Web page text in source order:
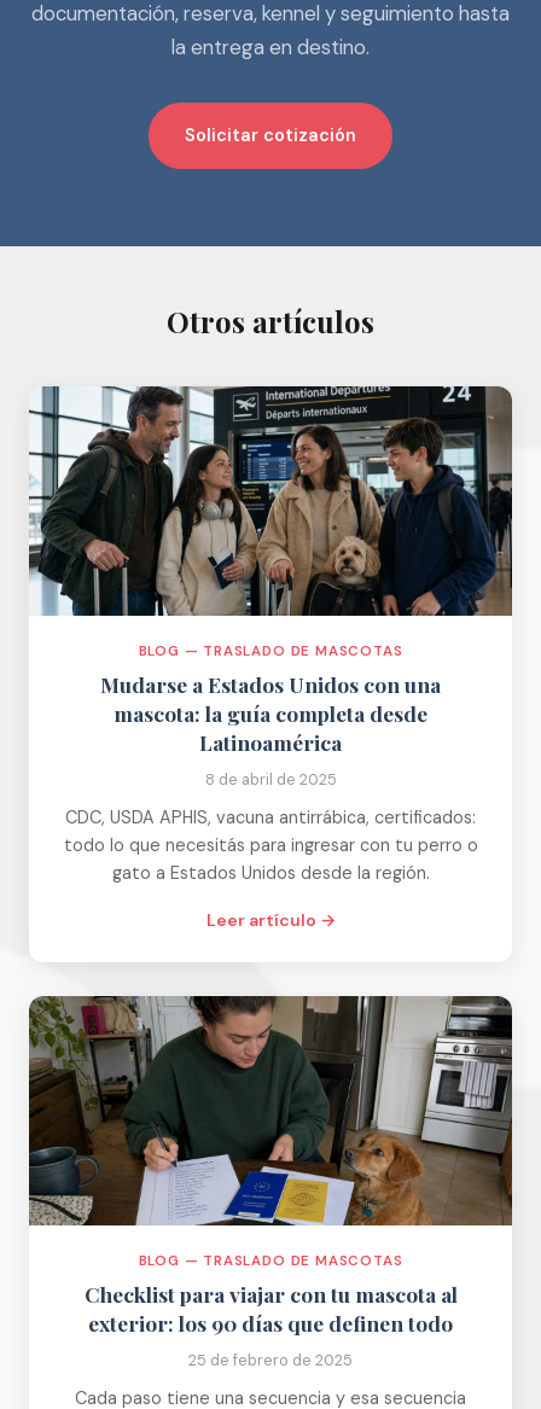
documentación, reserva, kennel y seguimiento hasta
la entrega en destino.
Solicitar cotización
Otros artículos
BLOG — TRASLADO DE MASCOTAS
Mudarse a Estados Unidos con una
mascota: la guía completa desde
Latinoamérica
8 de abril de 2025
CDC, USDA APHIS, vacuna antirrábica, certificados:
todo lo que necesitás para ingresar con tu perro o
gato a Estados Unidos desde la región.
Leer artículo →
BLOG — TRASLADO DE MASCOTAS
Checklist para viajar con tu mascota al
exterior: los 90 días que definen todo
25 de febrero de 2025
Cada paso tiene una secuencia y esa secuencia